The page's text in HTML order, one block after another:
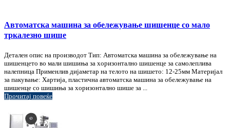
Автоматска машина за обележување шишенце со мало
тркалезно шише
Детален опис на производот Тип: Автоматска машина за обележување на
шишенцето во мали шишиња за хоризонтално шишенце за самолеплива
налепница Применлив дијаметар на телото на шишето: 12-25мм Материјал
за пакување: Хартија, пластична автоматска машина за обележување на
шишенце со шишиња за хоризонтално шише за ...
Прочитај повеќе